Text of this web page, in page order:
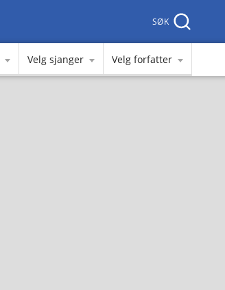
SØK
Velg sjanger Velg forfatter